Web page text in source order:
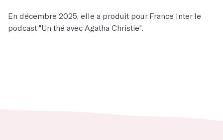
En décembre 2025, elle a produit pour France Inter le
podcast "Un thé avec Agatha Christie".